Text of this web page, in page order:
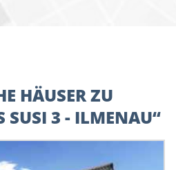
HÄUSER ZU
SUSI 3 - ILMENAU“